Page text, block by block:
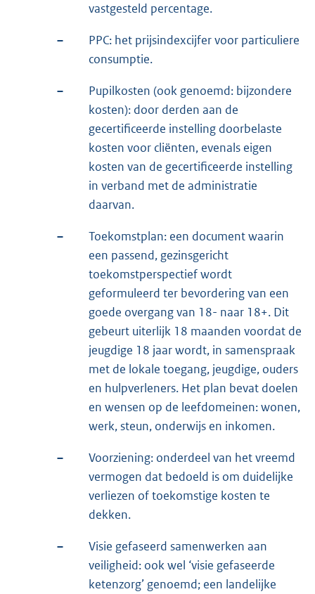
vastgesteld percentage.
–
PPC: het prijsindexcijfer voor particuliere
consumptie.
–
Pupilkosten (ook genoemd: bijzondere
kosten): door derden aan de
gecertificeerde instelling doorbelaste
kosten voor cliënten, evenals eigen
kosten van de gecertificeerde instelling
in verband met de administratie
daarvan.
–
Toekomstplan: een document waarin
een passend, gezinsgericht
toekomstperspectief wordt
geformuleerd ter bevordering van een
goede overgang van 18- naar 18+. Dit
gebeurt uiterlijk 18 maanden voordat de
jeugdige 18 jaar wordt, in samenspraak
met de lokale toegang, jeugdige, ouders
en hulpverleners. Het plan bevat doelen
en wensen op de leefdomeinen: wonen,
werk, steun, onderwijs en inkomen.
–
Voorziening: onderdeel van het vreemd
vermogen dat bedoeld is om duidelijke
verliezen of toekomstige kosten te
dekken.
–
Visie gefaseerd samenwerken aan
veiligheid: ook wel ‘visie gefaseerde
ketenzorg’ genoemd; een landelijke